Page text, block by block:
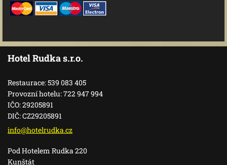
Hotel Rudka s.r.o.
Restaurace: 539 083 405
Provozní hotelu: 722 947 994
IČO: 29205891
DIČ: CZ29205891
info@hotelrudka.cz
Pod Hotelem Rudka 220
Kunštát